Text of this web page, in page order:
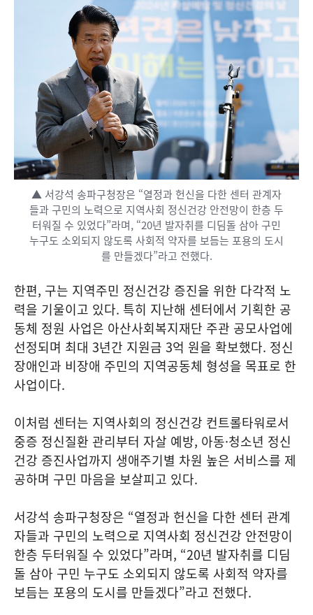
▲ 서강석 송파구청장은 “열정과 헌신을 다한 센터 관계자
들과 구민의 노력으로 지역사회 정신건강 안전망이 한층 두
터워질 수 있었다”라며, “20년 발자취를 디딤돌 삼아 구민
누구도 소외되지 않도록 사회적 약자를 보듬는 포용의 도시
를 만들겠다”라고 전했다.
한편, 구는 지역주민 정신건강 증진을 위한 다각적 노
력을 기울이고 있다. 특히 지난해 센터에서 기획한 공
동체 정원 사업은 아산사회복지재단 주관 공모사업에
선정되며 최대 3년간 지원금 3억 원을 확보했다. 정신
장애인과 비장애 주민의 지역공동체 형성을 목표로 한
사업이다.
이처럼 센터는 지역사회의 정신건강 컨트롤타워로서
중증 정신질환 관리부터 자살 예방, 아동·청소년 정신
건강 증진사업까지 생애주기별 차원 높은 서비스를 제
공하며 구민 마음을 보살피고 있다.
서강석 송파구청장은 “열정과 헌신을 다한 센터 관계
자들과 구민의 노력으로 지역사회 정신건강 안전망이
한층 두터워질 수 있었다”라며, “20년 발자취를 디딤
돌 삼아 구민 누구도 소외되지 않도록 사회적 약자를
보듬는 포용의 도시를 만들겠다”라고 전했다.